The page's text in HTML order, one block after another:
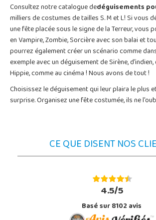
Consultez notre catalogue dedéguisements
milliers de costumes de tailles S. M et L! Si vous
une fête placée sous le signe de la Terreur, vous
en Vampire, Zombie, Sorcière avec son balai et
pourrez également créer un scénario comme
exemple avec un déguisement de Sirène,
Hippie, comme au cinéma ! Nous avons de tout !
Choisissez le déguisement qui leur plaira le plus
surprise. Organisez une fête costumée, ils ne
CE QUE DISENT NOS
4.5/5
Basé sur 8102 avis